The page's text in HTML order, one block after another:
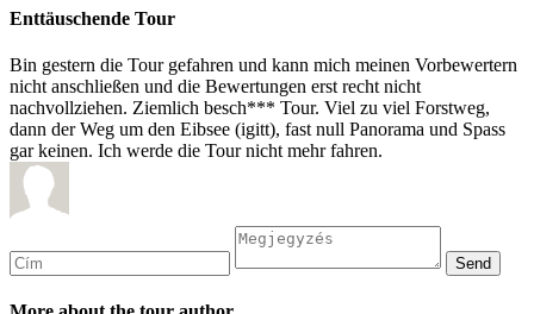
Enttäuschende Tour
Bin gestern die Tour gefahren und kann mich meinen Vorbewertern
nicht anschließen und die Bewertungen erst recht nicht
nachvollziehen. Ziemlich besch*** Tour. Viel zu viel Forstweg,
dann der Weg um den Eibsee (igitt), fast null Panorama und Spass
gar keinen. Ich werde die Tour nicht mehr fahren.